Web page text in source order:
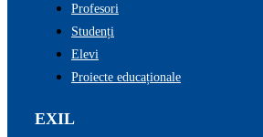
Profesori
Studenți
Elevi
Proiecte educaționale
EXIL